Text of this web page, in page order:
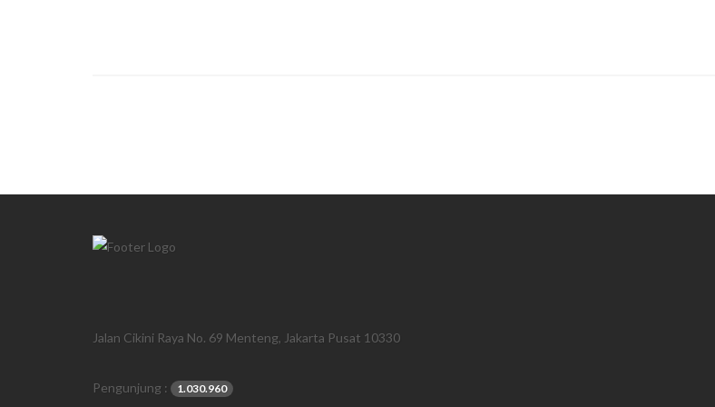
Jalan Cikini Raya No. 69 Menteng, Jakarta Pusat 10330
Pengunjung : 1.030.960